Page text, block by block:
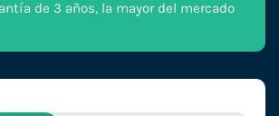
de 3 años, la mayor del mercado